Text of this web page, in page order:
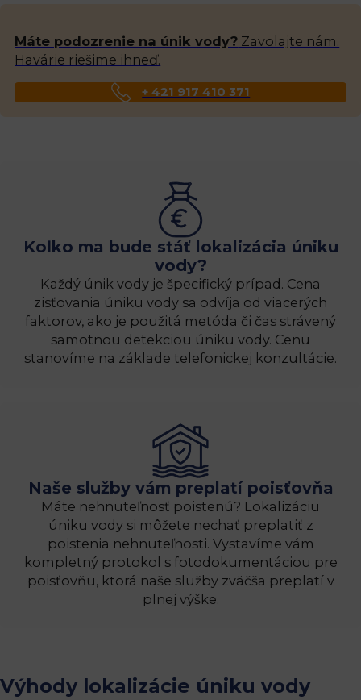
Máte podozrenie na únik vody? Zavolajte nám.
Havárie riešime ihneď.
+ 421 917 410 371
Koľko ma bude stáť lokalizácia úniku
vody?
Každý únik vody je špecifický prípad. Cena
zisťovania úniku vody sa odvíja od viacerých
faktorov, ako je použitá metóda či čas strávený
samotnou detekciou úniku vody. Cenu
stanovíme na základe telefonickej konzultácie.
Naše služby vám preplatí poisťovňa
Máte nehnuteľnosť poistenú? Lokalizáciu
úniku vody si môžete nechať preplatiť z
poistenia nehnuteľnosti. Vystavíme vám
kompletný protokol s fotodokumentáciou pre
poisťovňu, ktorá naše služby zväčša preplatí v
plnej výške.
Výhody lokalizácie úniku vody